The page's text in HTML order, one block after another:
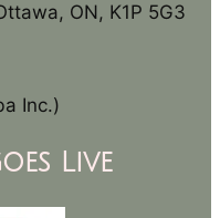
ON, K1P 5G3
Inc.)
Live